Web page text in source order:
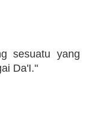
sesuatu yang
Da'I."